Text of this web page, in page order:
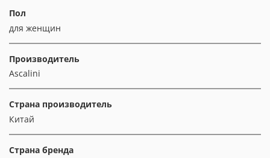
Пол
для женщин
Производитель
Ascalini
Страна производитель
Китай
Страна бренда